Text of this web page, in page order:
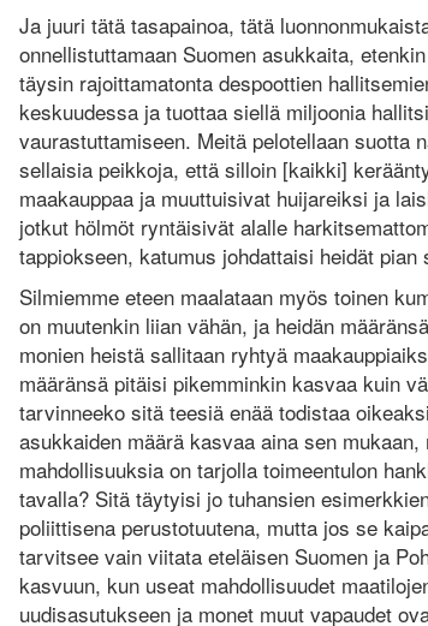
Ja juuri tätä tasapainoa, tätä
onnellistuttamaan Suomen asukkaita,
täysin rajoittamatonta despoottien
keskuudessa ja tuottaa siellä miljoonia
vaurastuttamiseen. Meitä pelotellaan suotta
sellaisia peikkoja, että silloin [kaikki]
maakauppaa ja muuttuisivat huijareiksi ja
jotkut hölmöt ryntäisivät alalle
tappiokseen, katumus johdattaisi heidät pian
Silmiemme eteen maalataan myös toinen
on muutenkin liian vähän, ja heidän
monien heistä sallitaan ryhtyä
määränsä pitäisi pikemminkin kasvaa kuin
tarvinneeko sitä teesiä enää todistaa
asukkaiden määrä kasvaa aina sen mukaan,
mahdollisuuksia on tarjolla toimeentulon
tavalla? Sitä täytyisi jo tuhansien
poliittisena perustotuutena, mutta jos se
tarvitsee vain viitata eteläisen Suomen ja
kasvuun, kun useat mahdollisuudet
uudisasutukseen ja monet muut vapaudet